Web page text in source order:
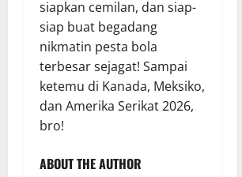
siapkan cemilan, dan siap-
siap buat begadang
nikmatin pesta bola
terbesar sejagat! Sampai
ketemu di Kanada, Meksiko,
dan Amerika Serikat 2026,
bro!
ABOUT THE AUTHOR